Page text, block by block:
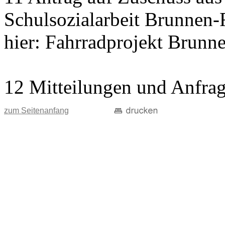
Schulsozialarbeit Brunnen-
hier: Fahrradprojekt
12 Mitteilungen und
zum Seitenanfang